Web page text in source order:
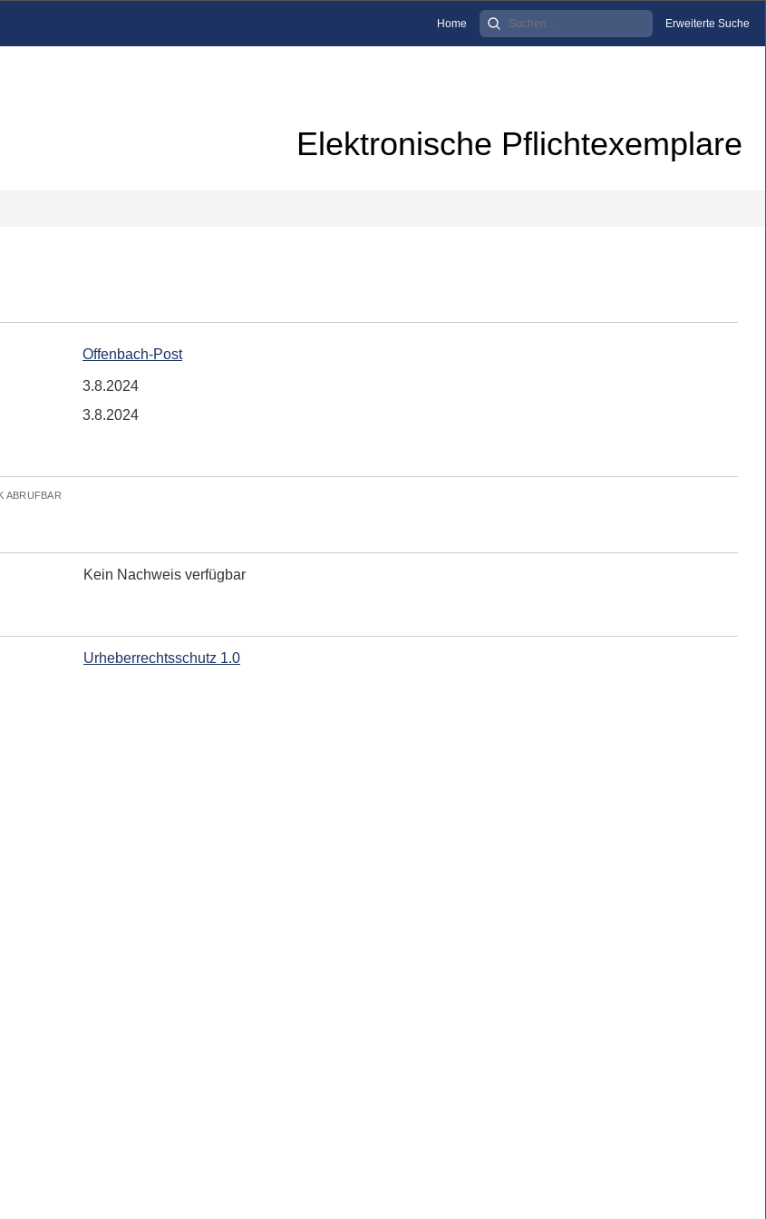
Home Erweiterte Suche
Elektronische Pflichtexemplare
Offenbach-Post
3.8.2024
3.8.2024
ABRUFBAR
Kein Nachweis verfügbar
Urheberrechtsschutz 1.0